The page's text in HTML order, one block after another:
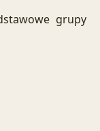
grupy